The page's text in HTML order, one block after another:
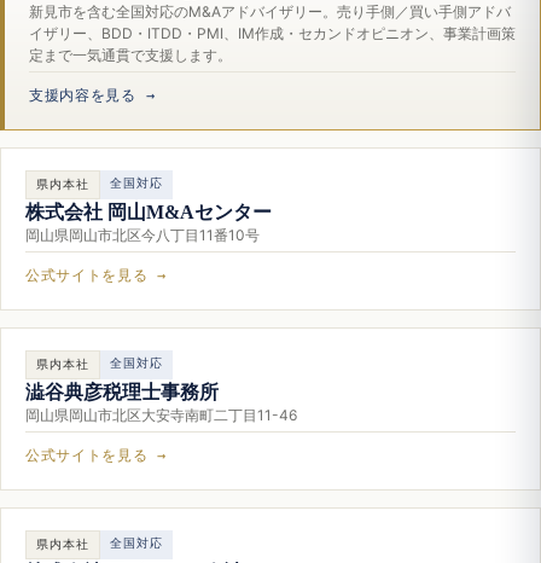
新見市を含む全国対応のM&Aアドバイザリー。売り手側／買い手側アドバ
イザリー、BDD・ITDD・PMI、IM作成・セカンドオピニオン、事業計画策
定まで一気通貫で支援します。
支援内容を見る →
県内本社 全国対応
株式会社 岡山M&Aセンター
岡山県岡山市北区今八丁目11番10号
公式サイトを見る →
県内本社 全国対応
澁谷典彦税理士事務所
岡山県岡山市北区大安寺南町二丁目11-46
公式サイトを見る →
県内本社 全国対応